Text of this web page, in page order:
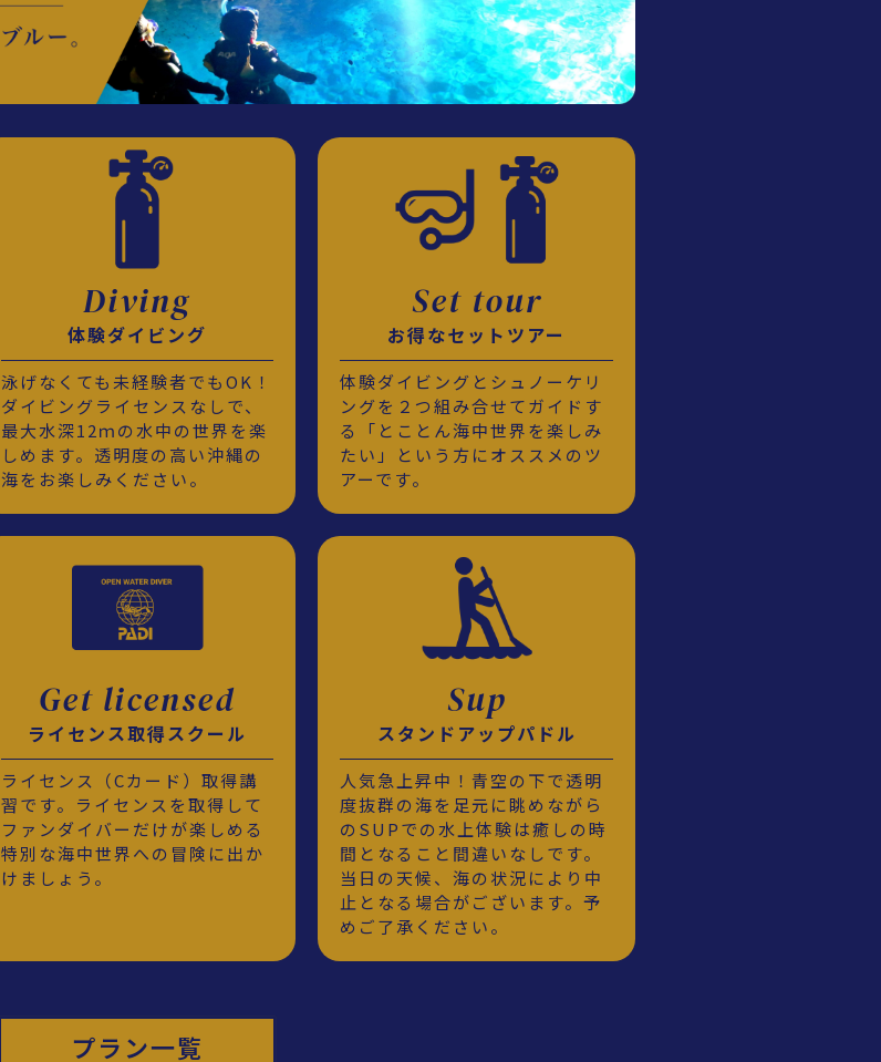
Diving
体験ダイビング
泳げなくても未経験者でもOK！
ダイビングライセンスなしで、
最大水深12ｍの水中の世界を楽
しめます。透明度の高い沖縄の
海をお楽しみください。
Set tour
お得なセットツアー
体験ダイビングとシュノーケリ
ングを２つ組み合せてガイドす
る「とことん海中世界を楽しみ
たい」という方にオススメのツ
アーです。
Get licensed
ライセンス取得スクール
ライセンス（Cカード）取得講
習です。ライセンスを取得して
ファンダイバーだけが楽しめる
特別な海中世界への冒険に出か
けましょう。
Sup
スタンドアップパドル
人気急上昇中！青空の下で透明
度抜群の海を足元に眺めながら
のSUPでの水上体験は癒しの時
間となること間違いなしです。
当日の天候、海の状況により中
止となる場合がございます。予
めご了承ください。
プラン一覧